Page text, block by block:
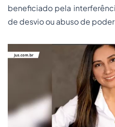
beneficiado pela
de desvio ou abuso de